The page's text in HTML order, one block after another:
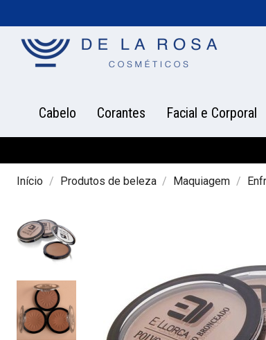
Cabelo Corantes Facial e Corporal
Início Produtos de beleza Maquiagem